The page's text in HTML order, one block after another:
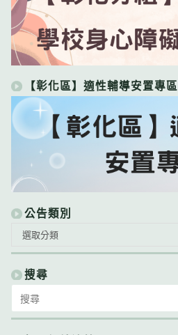
【彰化區】適性輔導安置專區
公告類別
類
別
選取分類
搜尋
for: